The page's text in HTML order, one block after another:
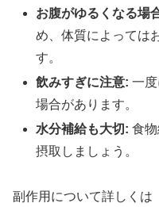
お腹がゆるくなる場
め、体質によっては
す。
飲みすぎに注意: 一
場合があります。
水分補給も大切: 食
摂取しましょう。
副作用について詳しくは